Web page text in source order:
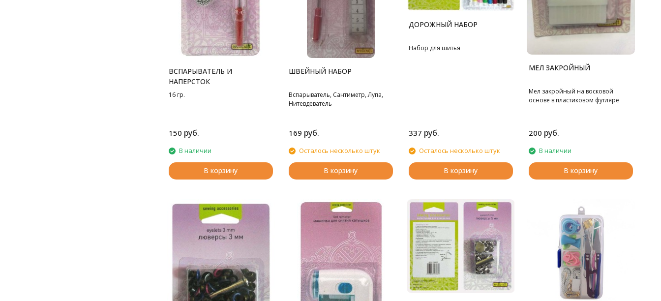
ВСПАРЫВАТЕЛЬ И
НАПЕРСТОК
16 гр.
150 руб.
В наличии
В корзину
ШВЕЙНЫЙ НАБОР
Вспарыватель, Сантиметр, Лупа,
Нитевдеватель
169 руб.
Осталось несколько штук
В корзину
ДОРОЖНЫЙ НАБОР
Набор для шитья
337 руб.
Осталось несколько штук
В корзину
МЕЛ ЗАКРОЙНЫЙ
Мел закройный на восковой
основе в пластиковом футляре
200 руб.
В наличии
В корзину